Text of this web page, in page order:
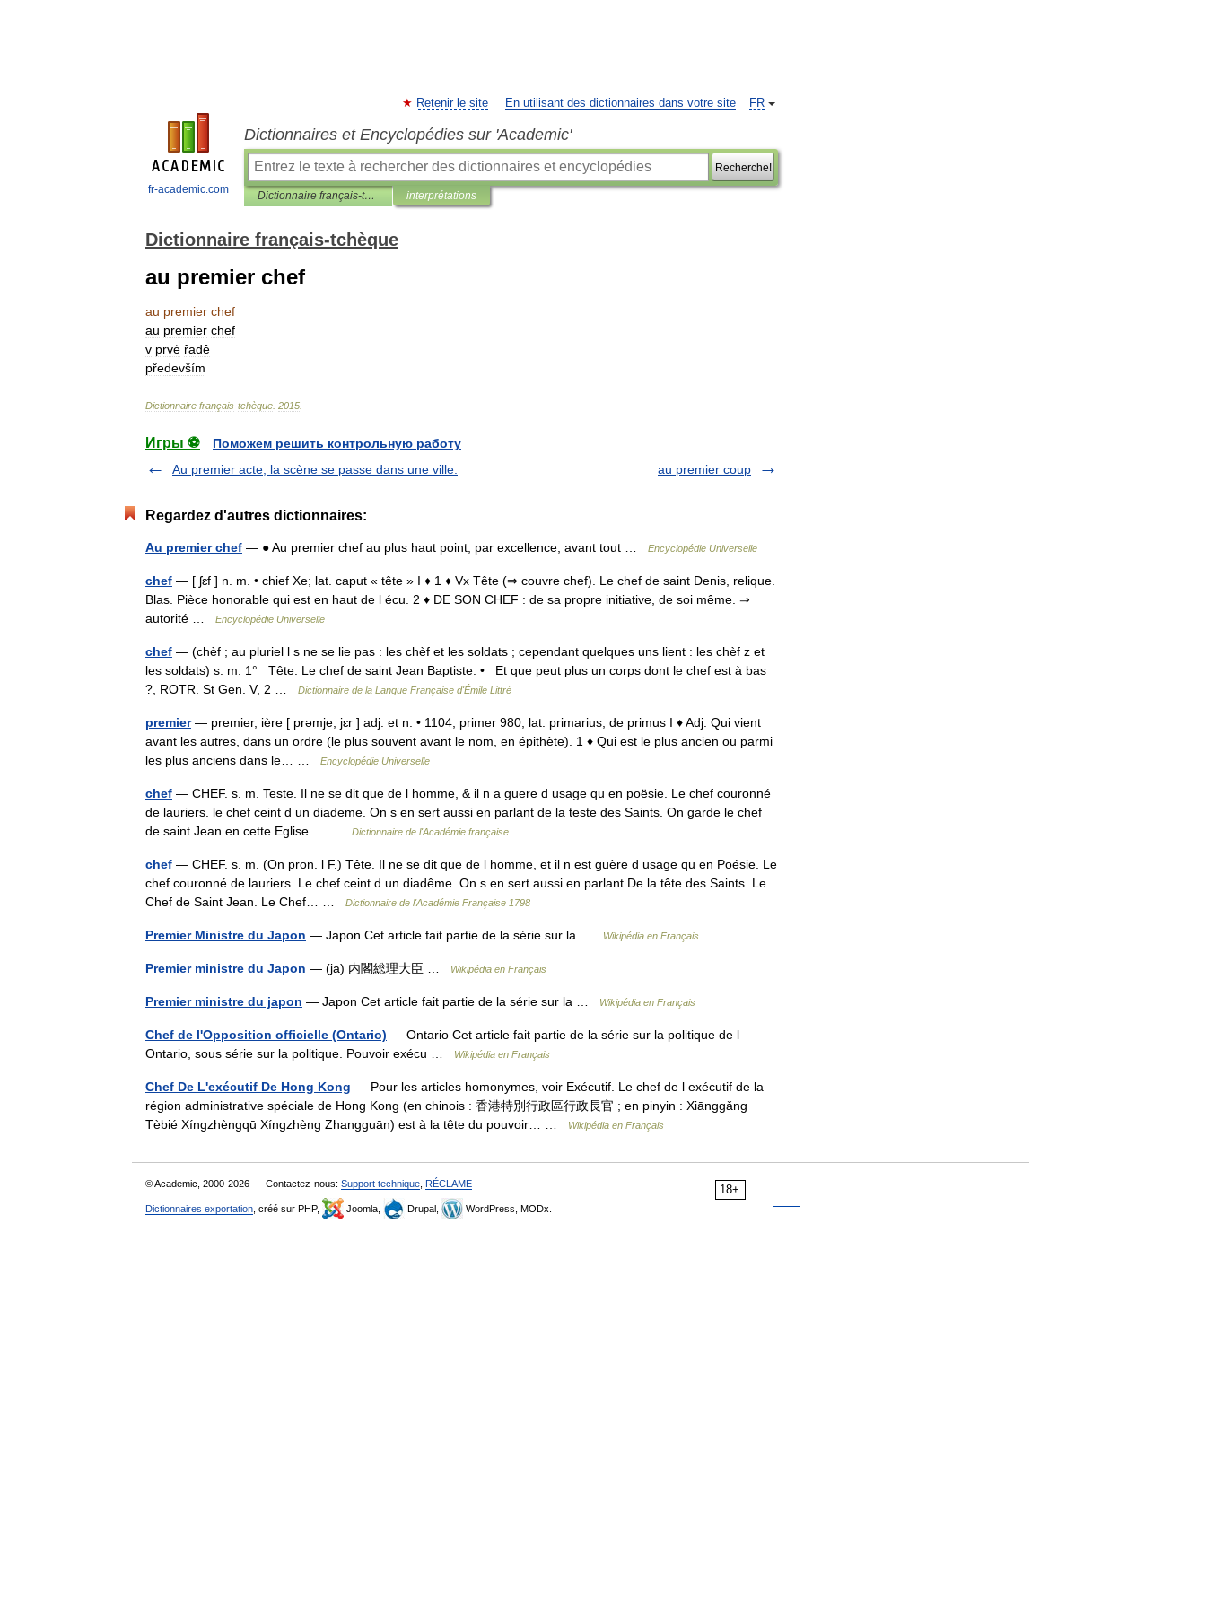
fr-academic.com
FR
Retenir le site En utilisant des dictionnaires dans votre site
Dictionnaires et Encyclopédies sur 'Academic'
Recherche!
Dictionnaire français-tchèque interprétations
Dictionnaire français-tchèque
au premier chef
au premier chef
au premier chef
v prvé řadě
především
Dictionnaire français-tchèque 2015
Игры ⚽
Поможем решить контрольную работу
Au premier acte, la scène se passe dans une ville.
au premier coup
Regardez d'autres dictionnaires:
Au premier chef — ● Au premier chef au plus haut point, par excellence, avant tout … Encyclopédie Universelle
chef — [ ʃɛf ] n. m. • chief Xe; lat. caput « tête » I ♦ 1 ♦ Vx Tête (⇒ couvre chef). Le chef de saint Denis, relique.
Blas. Pièce honorable qui est en haut de l écu. 2 ♦ DE SON CHEF : de sa propre initiative, de soi même. ⇒
autorité …
Encyclopédie Universelle
chef — (chèf ; au pluriel l s ne se lie pas : les chèf et les soldats ; cependant quelques uns lient : les chèf z et
les soldats) s. m. 1° Tête. Le chef de saint Jean Baptiste. • Et que peut plus un corps dont le chef est à bas
?, ROTR. St Gen. V, 2 …
Dictionnaire de la Langue Française d'Émile Littré
premier— premier, ière [ prəmje, jɛr ] adj. et n. • 1104; primer 980; lat. primarius, de primus I ♦ Adj. Qui vient
avant les autres, dans un ordre (le plus souvent avant le nom, en épithète). 1 ♦ Qui est le plus ancien ou parmi
les plus anciens dans le… …
Encyclopédie Universelle
chef — CHEF. s. m. Teste. Il ne se dit que de l homme, & il n a guere d usage qu en poësie. Le chef couronné
de lauriers. le chef ceint d un diademe. On s en sert aussi en parlant de la teste des Saints. On garde le chef
de saint Jean en cette Eglise.… …
Dictionnaire de l'Académie française
chef — CHEF. s. m. (On pron. l F.) Tête. Il ne se dit que de l homme, et il n est guère d usage qu en Poésie. Le
chef couronné de lauriers. Le chef ceint d un diadême. On s en sert aussi en parlant De la tête des Saints. Le
Chef de Saint Jean. Le Chef… …
Dictionnaire de l'Académie Française 1798
Premier Ministre du Japon — Japon Cet article fait partie de la série sur la … Wikipédia en Français
Premier ministre du Japon — (ja) 内閣総理大臣 … Wikipédia en Français
Premier ministre du japon — Japon Cet article fait partie de la série sur la … Wikipédia en Français
Chef de l'Opposition officielle (Ontario) — Ontario Cet article fait partie de la série sur la politique de l
Ontario, sous série sur la politique. Pouvoir exécu …
Wikipédia en Français
Chef De L'exécutif De Hong Kong — Pour les articles homonymes, voir Exécutif. Le chef de l exécutif de la
région administrative spéciale de Hong Kong (en chinois : 香港特別行政區行政長官 ; en pinyin : Xiānggǎng
Tèbié Xíngzhèngqū Xíngzhèng Zhangguān) est à la tête du pouvoir… …
Wikipédia en Français
18+
© Academic, 2000-2026 Contactez-nous: Support technique RÉCLAME
Dictionnaires exportation , créé sur PHP, Joomla, Drupal, WordPress, MODx.